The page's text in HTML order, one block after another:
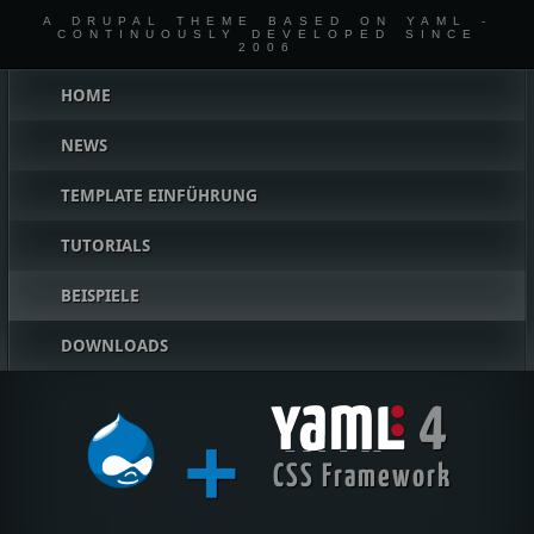
A DRUPAL THEME BASED ON YAML -
CONTINUOUSLY DEVELOPED SINCE
2006
Hauptmenü
HOME
NEWS
TEMPLATE EINFÜHRUNG
TUTORIALS
BEISPIELE
DOWNLOADS
+ YAML
4
CSS Framework